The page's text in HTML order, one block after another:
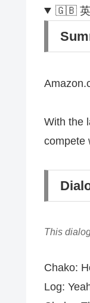
🇬🇧 英
With the
compete
This
Chako:
Log: